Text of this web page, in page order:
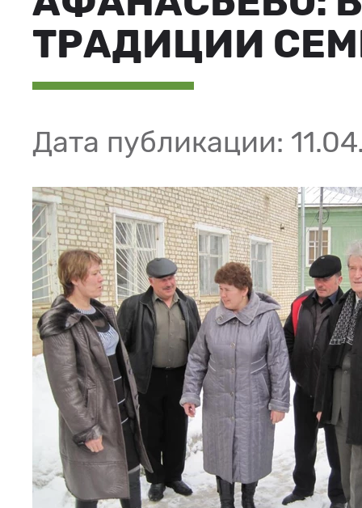
ТРАДИЦИИ
Дата публикации: